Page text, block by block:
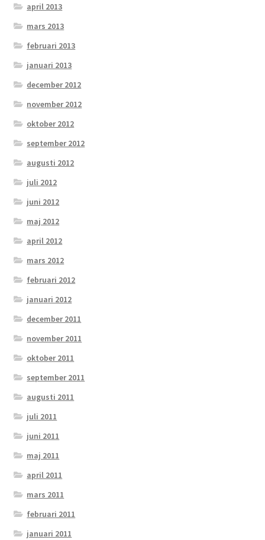
april 2013
mars 2013
februari 2013
januari 2013
december 2012
november 2012
oktober 2012
september 2012
augusti 2012
juli 2012
juni 2012
maj 2012
april 2012
mars 2012
februari 2012
januari 2012
december 2011
november 2011
oktober 2011
september 2011
augusti 2011
juli 2011
juni 2011
maj 2011
april 2011
mars 2011
februari 2011
januari 2011